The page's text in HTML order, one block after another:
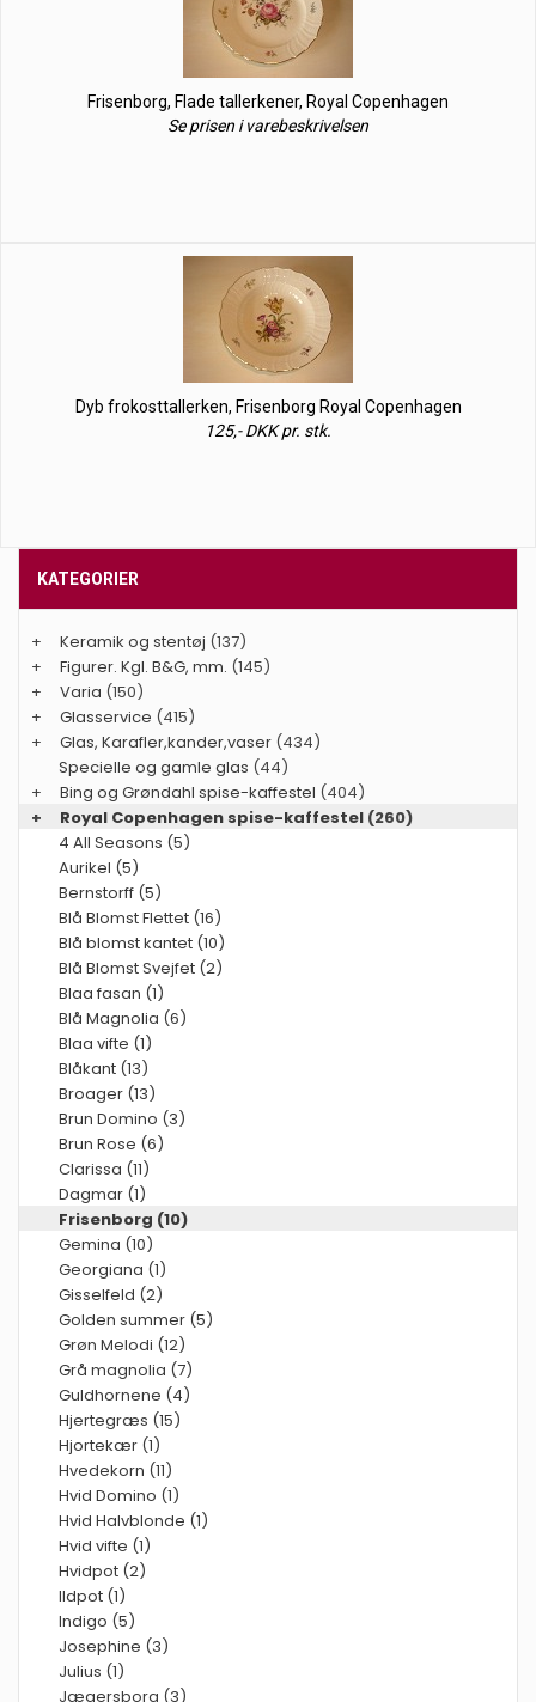
Frisenborg, Flade tallerkener, Royal Copenhagen
Se prisen i varebeskrivelsen
Dyb frokosttallerken, Frisenborg Royal Copenhagen
125,- DKK pr. stk.
KATEGORIER
+ Keramik og stentøj (137)
+
Figurer. Kgl. B&G, mm. (145)
+
Varia (150)
+
Glasservice (415)
+
Glas, Karafler,kander,vaser (434)
Specielle og gamle glas (44)
+
Bing og Grøndahl spise-kaffestel (404)
+
Royal Copenhagen spise-kaffestel (260)
4 All Seasons (5)
Aurikel (5)
Bernstorff (5)
Blå Blomst Flettet (16)
Blå blomst kantet (10)
Blå Blomst Svejfet (2)
Blaa fasan (1)
Blå Magnolia (6)
Blaa vifte (1)
Blåkant (13)
Broager (13)
Brun Domino (3)
Brun Rose (6)
Clarissa (11)
Dagmar (1)
Frisenborg (10)
Gemina (10)
Georgiana (1)
Gisselfeld (2)
Golden summer (5)
Grøn Melodi (12)
Grå magnolia (7)
Guldhornene (4)
Hjertegræs (15)
Hjortekær (1)
Hvedekorn (11)
Hvid Domino (1)
Hvid Halvblonde (1)
Hvid vifte (1)
Hvidpot (2)
Ildpot (1)
Indigo (5)
Josephine (3)
Julius (1)
Jægersborg (3)